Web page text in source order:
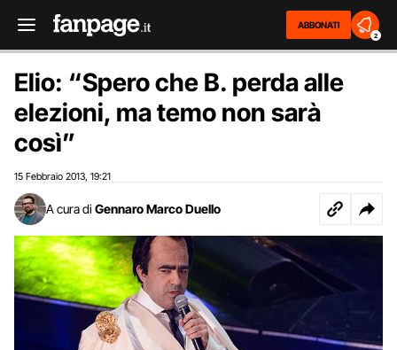
ABBONATI
2
Elio: “Spero che B. perda alle
elezioni, ma temo non sarà
così”
15 Febbraio 2013 19:21
A cura di Gennaro Marco Duello